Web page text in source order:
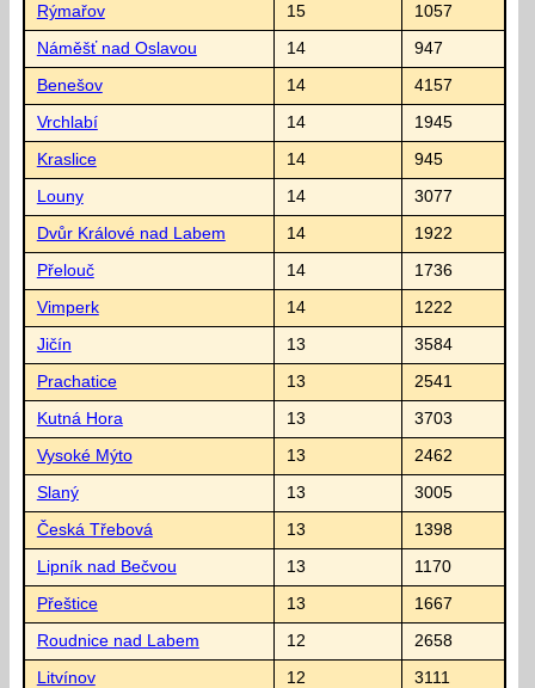
Rýmařov 15 1057
Náměšť nad Oslavou 14 947
Benešov 14 4157
Vrchlabí 14 1945
Kraslice 14 945
Louny 14 3077
Dvůr Králové nad Labem 14 1922
Přelouč 14 1736
Vimperk 14 1222
Jičín 13 3584
Prachatice 13 2541
Kutná Hora 13 3703
Vysoké Mýto 13 2462
Slaný 13 3005
Česká Třebová 13 1398
Lipník nad Bečvou 13 1170
Přeštice 13 1667
Roudnice nad Labem 12 2658
Litvínov 12 3111